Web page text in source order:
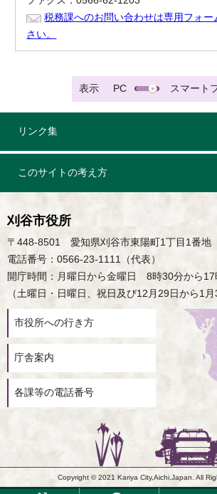
税務課へのお問い合わせは専用フォー
さい。
表示 PC スマート
リンク集
このサイトの考え方
刈谷市役所
〒448-8501 愛知県刈谷市東陽町1丁目1番地
電話番号：0566-23-1111（代表）
開庁時間：月曜日から金曜日 8時30分から17
（土曜日・日曜日、祝日及び12月29日から1月
市役所への行き方
庁舎案内
各課等の電話番号
Copyright © 2021 Kariya City,Aichi,Japan. All